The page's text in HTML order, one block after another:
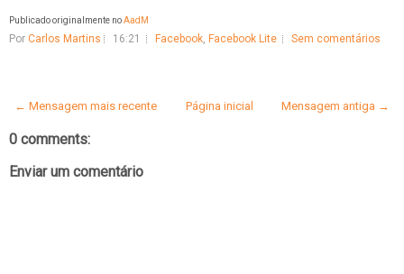
Publicado originalmente noAadM
Por Carlos Martins 16:21 Facebook, Facebook Lite Sem comentários
← Mensagem mais recente Mensagem antiga →
Página inicial
0 comments:
Enviar um comentário